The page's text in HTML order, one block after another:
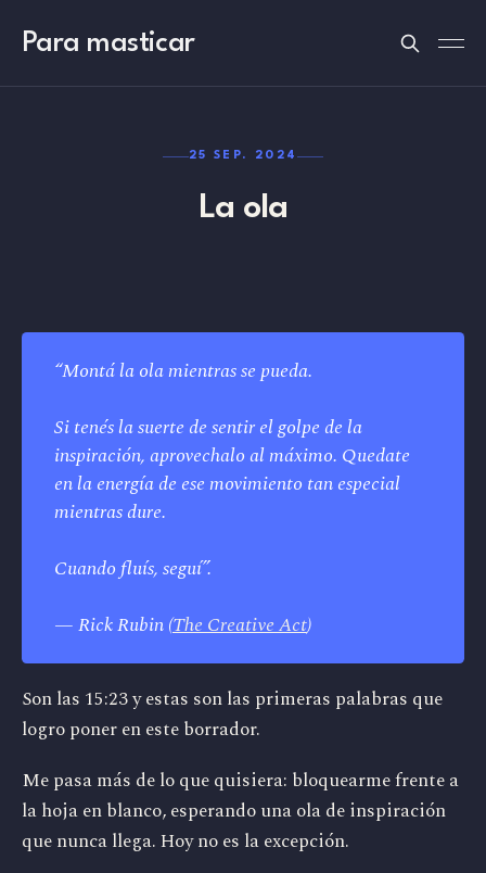
Para masticar
25 SEP. 2024
La ola
“Montá la ola mientras se pueda.
Si tenés la suerte de sentir el golpe de la
inspiración, aprovechalo al máximo. Quedate
en la energía de ese movimiento tan especial
mientras dure.
Cuando fluís, seguí”.
— Rick Rubin (The Creative Act)
Son las 15:23 y estas son las primeras palabras que
logro poner en este borrador.
Me pasa más de lo que quisiera: bloquearme frente a
la hoja en blanco, esperando una ola de inspiración
que nunca llega. Hoy no es la excepción.